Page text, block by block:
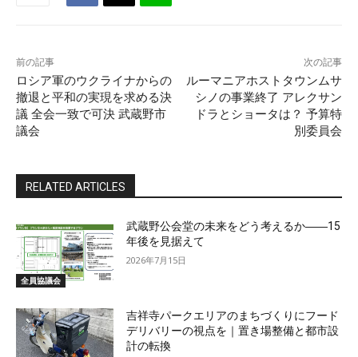
前の記事
ロシア軍のウクライナからの
撤退と平和の実現を求める決
議 全会一致で可決 武蔵野市
議会
次の記事
ルーマニアホストタウンムサ
シノの事業終了 アレクサン
ドラとショータは？ 予算特
別委員会
RELATED ARTICLES
全員協議会
武蔵野公会堂の未来をどう考えるか――15
年後を見据えて
2026年7月15日
吉祥寺パークエリアのまちづくりにフード
デリバリーの視点を｜置き場整備と都市設
計の転換